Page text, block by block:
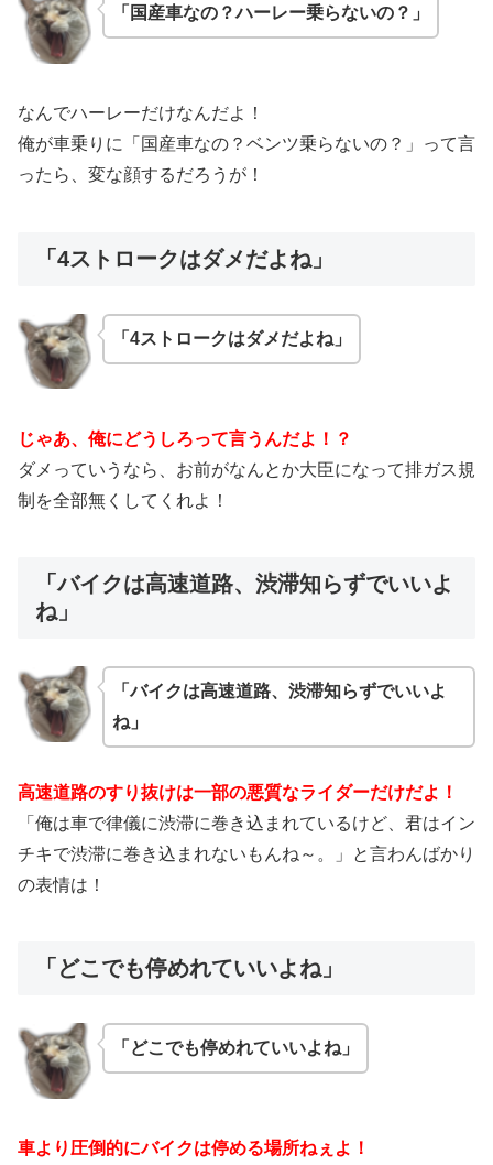
「国産車なの？ハーレー乗らないの？」
なんでハーレーだけなんだよ！
俺が車乗りに「国産車なの？ベンツ乗らないの？」って言
ったら、変な顔するだろうが！
「4ストロークはダメだよね」
「4ストロークはダメだよね」
じゃあ、俺にどうしろって言うんだよ！？
ダメっていうなら、お前がなんとか大臣になって排ガス規
制を全部無くしてくれよ！
「バイクは高速道路、渋滞知らずでいいよ
ね」
「バイクは高速道路、渋滞知らずでいいよ
ね」
高速道路のすり抜けは一部の悪質なライダーだけだよ！
「俺は車で律儀に渋滞に巻き込まれているけど、君はイン
チキで渋滞に巻き込まれないもんね～。」と言わんばかり
の表情は！
「どこでも停めれていいよね」
「どこでも停めれていいよね」
車より圧倒的にバイクは停める場所ねぇよ！